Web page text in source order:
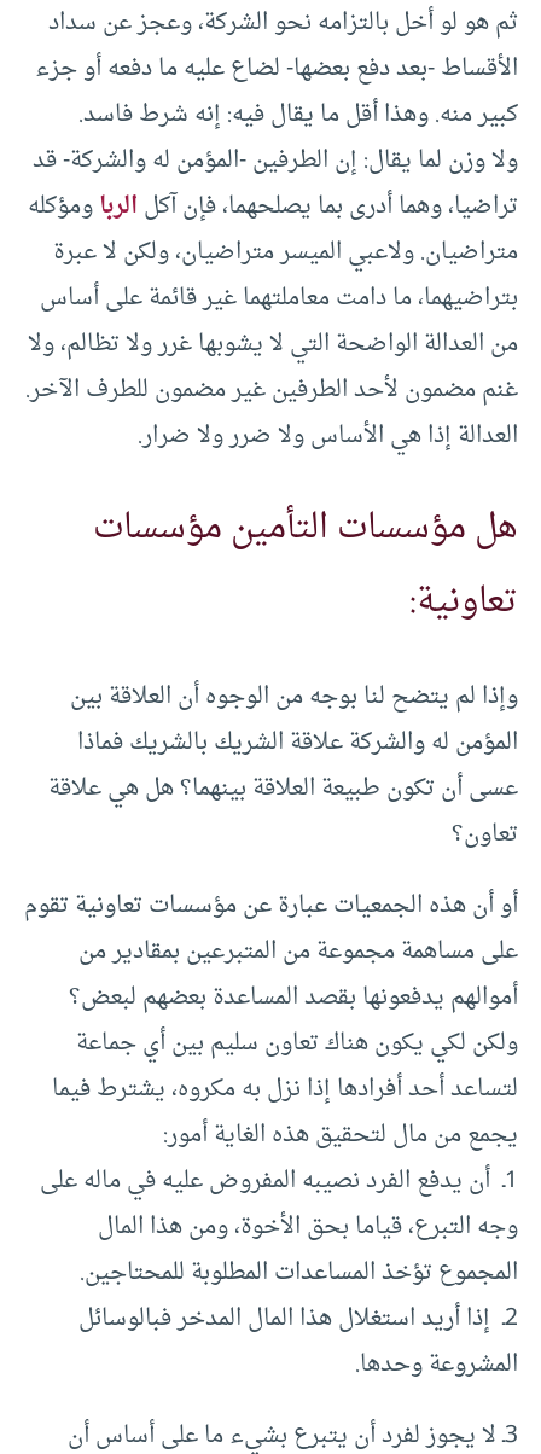
ثم هو لو أخل بالتزامه نحو الشركة، وعجز عن سداد
الأقساط -بعد دفع بعضها- لضاع عليه ما دفعه أو جزء
كبير منه. وهذا أقل ما يقال فيه: إنه شرط فاسد.
ولا وزن لما يقال: إن الطرفين -المؤمن له والشركة- قد
تراضيا، وهما أدرى بما يصلحهما، فإن آكلالرباومؤكله
متراضيان. ولاعبي الميسر متراضيان، ولكن لا عبرة
بتراضيهما، ما دامت معاملتهما غير قائمة على أساس
من العدالة الواضحة التي لا يشوبها غرر ولا تظالم، ولا
غنم مضمون لأحد الطرفين غير مضمون للطرف الآخر.
العدالة إذا هي الأساس ولا ضرر ولا ضرار.
هل مؤسسات التأمين مؤسسات
تعاونية:
وإذا لم يتضح لنا بوجه من الوجوه أن العلاقة بين
المؤمن له والشركة علاقة الشريك بالشريك فماذا
عسى أن تكون طبيعة العلاقة بينهما؟ هل هي علاقة
تعاون؟
أو أن هذه الجمعيات عبارة عن مؤسسات تعاونية تقوم
على مساهمة مجموعة من المتبرعين بمقادير من
أموالهم يدفعونها بقصد المساعدة بعضهم لبعض؟
ولكن لكي يكون هناك تعاون سليم بين أي جماعة
لتساعد أحد أفرادها إذا نزل به مكروه، يشترط فيما
يجمع من مال لتحقيق هذه الغاية أمور:
1ـ أن يدفع الفرد نصيبه المفروض عليه في ماله على
وجه التبرع، قياما بحق الأخوة، ومن هذا المال
المجموع تؤخذ المساعدات المطلوبة للمحتاجين.
2ـ إذا أريد استغلال هذا المال المدخر فبالوسائل
المشروعة وحدها.
3ـ لا يجوز لفرد أن يتبرع بشيء ما على أساس أن